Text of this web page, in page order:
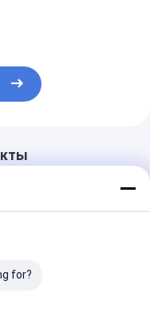
for?